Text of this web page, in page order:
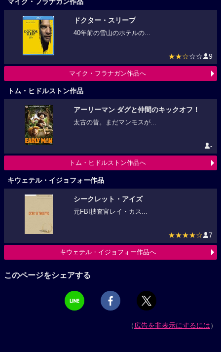
ドクター・スリープ
40年前の雪山のホテルの...
★★☆☆☆ 9
マイク・フラナガン作品へ
トム・ヒドルストン作品
アーリーマン ダグと仲間のキックオフ！
太古の昔。まだマンモスが...
-
トム・ヒドルストン作品へ
キウェテル・イジョフォー作品
シークレット・アイズ
元FBI捜査官レイ・カス...
★★★★☆ 7
キウェテル・イジョフォー作品へ
このページをシェアする
（広告を非表示にするには）